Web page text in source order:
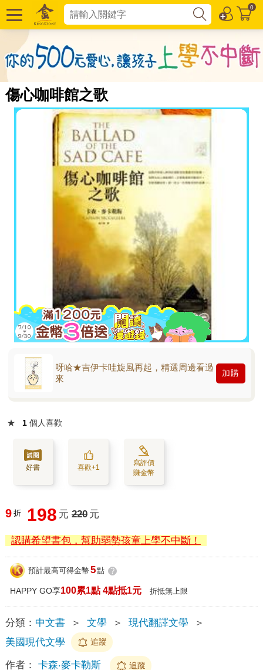
0
傷心咖啡館之歌
呀哈★吉伊卡哇旋風再起，精選周邊看過
來
加購
★ 1 個人喜歡
好書 喜歡+1
寫評價
賺金幣
9 折 198 元 220 元
認購希望書包，幫助弱勢孩童上學不中斷！
預計最高可得金幣 5點 ?
HAPPY GO享100累1點 4點抵1元 折抵無上限
分類： 中文書 ＞ 文學 ＞ 現代翻譯文學
＞
美國現代文學
追蹤
作者： 卡森‧麥卡勒斯 追蹤